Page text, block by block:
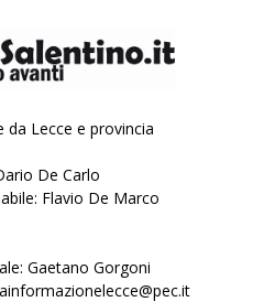
da Lecce e provincia
De Carlo
Flavio De Marco
Gaetano Gorgoni